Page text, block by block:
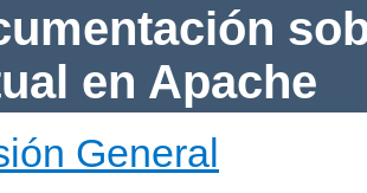
en Apache
General